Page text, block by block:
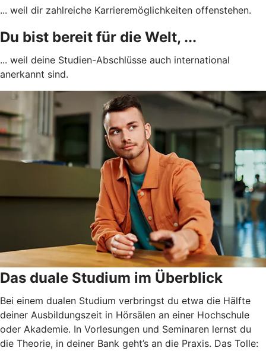
... weil dir zahlreiche Karrieremöglichkeiten offenstehen.
Du bist bereit für die Welt, ...
... weil deine Studien-Abschlüsse auch international
anerkannt sind.
Das duale Studium im Überblick
Bei einem dualen Studium verbringst du etwa die Hälfte
deiner Ausbildungszeit in Hörsälen an einer Hochschule
oder Akademie. In Vorlesungen und Seminaren lernst du
die Theorie, in deiner Bank geht’s an die Praxis. Das Tolle: